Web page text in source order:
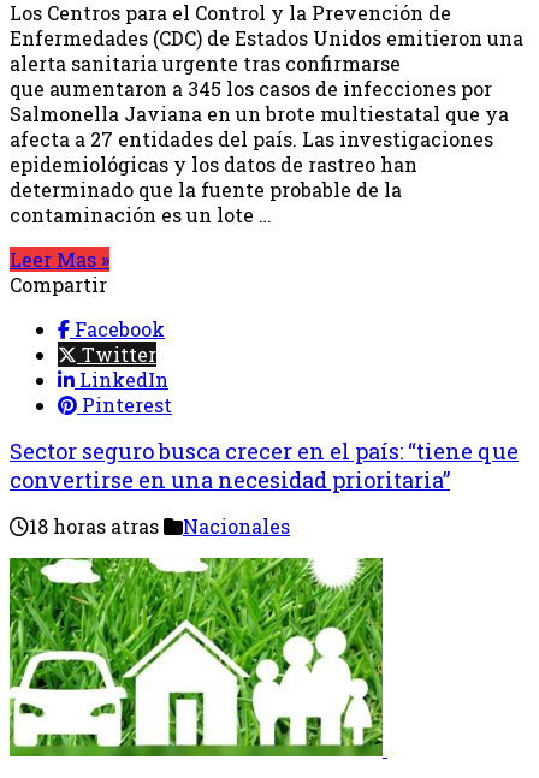
Los Centros para el Control y la Prevención de
Enfermedades (CDC) de Estados Unidos emitieron una
alerta sanitaria urgente tras confirmarse
que aumentaron a 345 los casos de infecciones por
Salmonella Javiana en un brote multiestatal que ya
afecta a 27 entidades del país. Las investigaciones
epidemiológicas y los datos de rastreo han
determinado que la fuente probable de la
contaminación es un lote …
Leer Mas »
Compartir
Facebook
Twitter
LinkedIn
Pinterest
Sector seguro busca crecer en el país: “tiene que
convertirse en una necesidad prioritaria”
18 horas atras Nacionales